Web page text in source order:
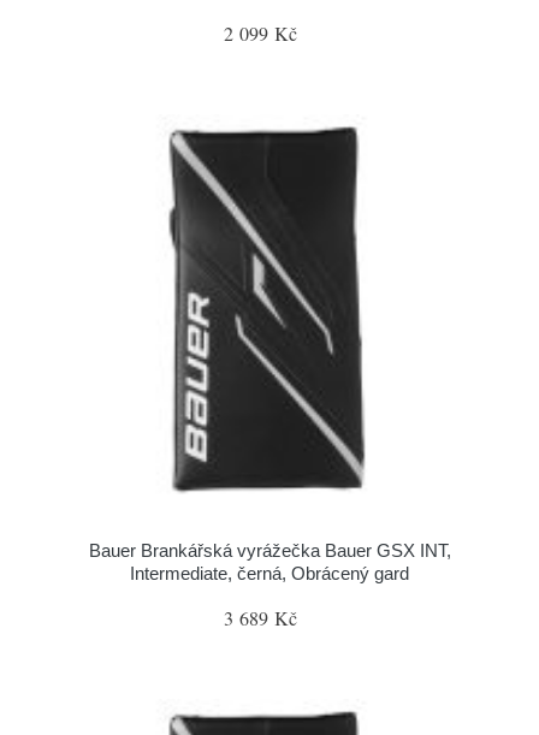
2 099 Kč
Bauer Brankářská vyrážečka Bauer GSX INT,
Intermediate, černá, Obrácený gard
3 689 Kč